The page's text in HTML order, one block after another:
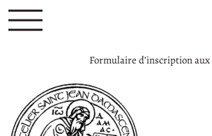
Formulaire d’inscription aux